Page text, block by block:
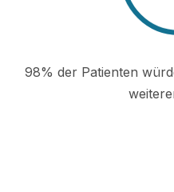
98% der Patienten